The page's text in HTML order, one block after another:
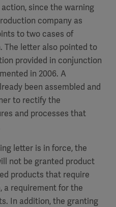
since the warning
company as
to two cases of
letter also pointed to
provided in conjunction
in 2006. A
been assembled and
to rectify the
and processes that
letter is in force, the
not be granted product
products that require
a requirement for the
In addition, the granting